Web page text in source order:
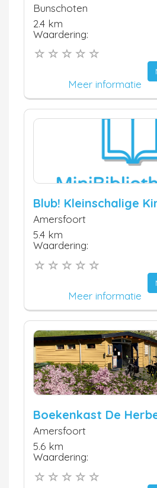
Bunschoten
2.4 km
Waardering:
Meer informatie
Blub! Kleinschalige
Amersfoort
5.4 km
Waardering:
Meer informatie
Boekenkast De
Amersfoort
5.6 km
Waardering: